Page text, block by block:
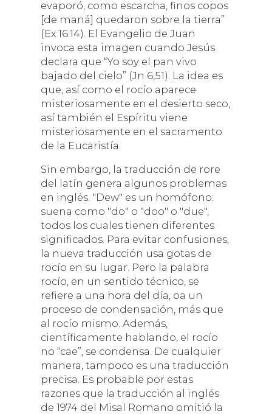
evaporó, como escarcha, finos copos
[de maná] quedaron sobre la tierra”
(Ex 16:14). El Evangelio de Juan
invoca esta imagen cuando Jesús
declara que “Yo soy el pan vivo
bajado del cielo” (Jn 6,51). La idea es
que, así como el rocío aparece
misteriosamente en el desierto seco,
así también el Espíritu viene
misteriosamente en el sacramento
de la Eucaristía.
Sin embargo, la traducción de rore
del latín genera algunos problemas
en inglés. "Dew" es un homófono:
suena como "do" o "doo" o "due",
todos los cuales tienen diferentes
significados. Para evitar confusiones,
la nueva traducción usa gotas de
rocío en su lugar. Pero la palabra
rocío, en un sentido técnico, se
refiere a una hora del día, oa un
proceso de condensación, más que
al rocío mismo. Además,
científicamente hablando, el rocío
no “cae”, se condensa. De cualquier
manera, tampoco es una traducción
precisa. Es probable por estas
razones que la traducción al inglés
de 1974 del Misal Romano omitió la